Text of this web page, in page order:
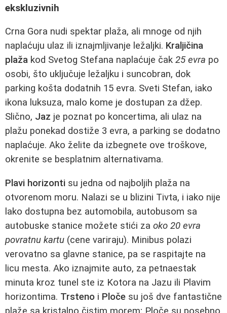
ekskluzivnih
Crna Gora nudi spektar plaža, ali mnoge od njih
naplaćuju ulaz ili iznajmljivanje ležaljki. Kraljičina
plaža kod Svetog Stefana naplaćuje čak 25 evra po
osobi, što uključuje ležaljku i suncobran, dok
parking košta dodatnih 15 evra. Sveti Stefan, iako
ikona luksuza, malo kome je dostupan za džep.
Slično, Jaz je poznat po koncertima, ali ulaz na
plažu ponekad dostiže 3 evra, a parking se dodatno
naplaćuje. Ako želite da izbegnete ove troškove,
okrenite se besplatnim alternativama.
Plavi horizonti su jedna od najboljih plaža na
otvorenom moru. Nalazi se u blizini Tivta, i iako nije
lako dostupna bez automobila, autobusom sa
autobuske stanice možete stići za oko 20 evra
povratnu kartu (cene variraju). Minibus polazi
verovatno sa glavne stanice, pa se raspitajte na
licu mesta. Ako iznajmite auto, za petnaestak
minuta kroz tunel ste iz Kotora na Jazu ili Plavim
horizontima. Trsteno i Ploče su još dve fantastične